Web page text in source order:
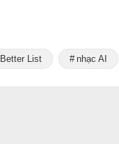
Better List nhạc AI